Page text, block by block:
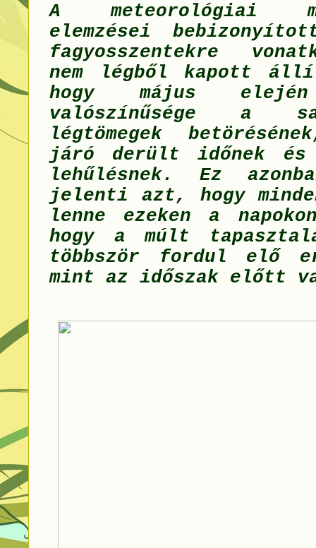
A meteorológiai
elemzései
fagyosszentekre
nem légből kapott
hogy május
valószínűsége a
légtömegek
járó derült időnek és
lehűlésnek. Ez
jelenti azt, hogy
lenne ezeken a
hogy a múlt
többször fordul elő
mint az időszak előtt